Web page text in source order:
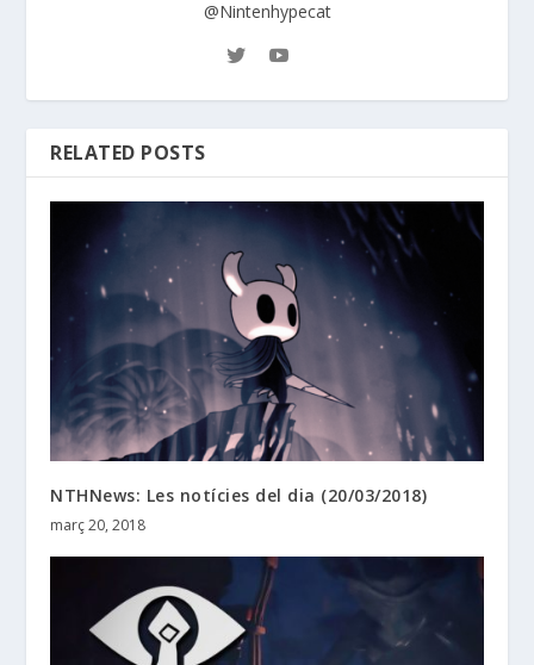
@Nintenhypecat
RELATED POSTS
NTHNews: Les notícies del dia (20/03/2018)
març 20, 2018